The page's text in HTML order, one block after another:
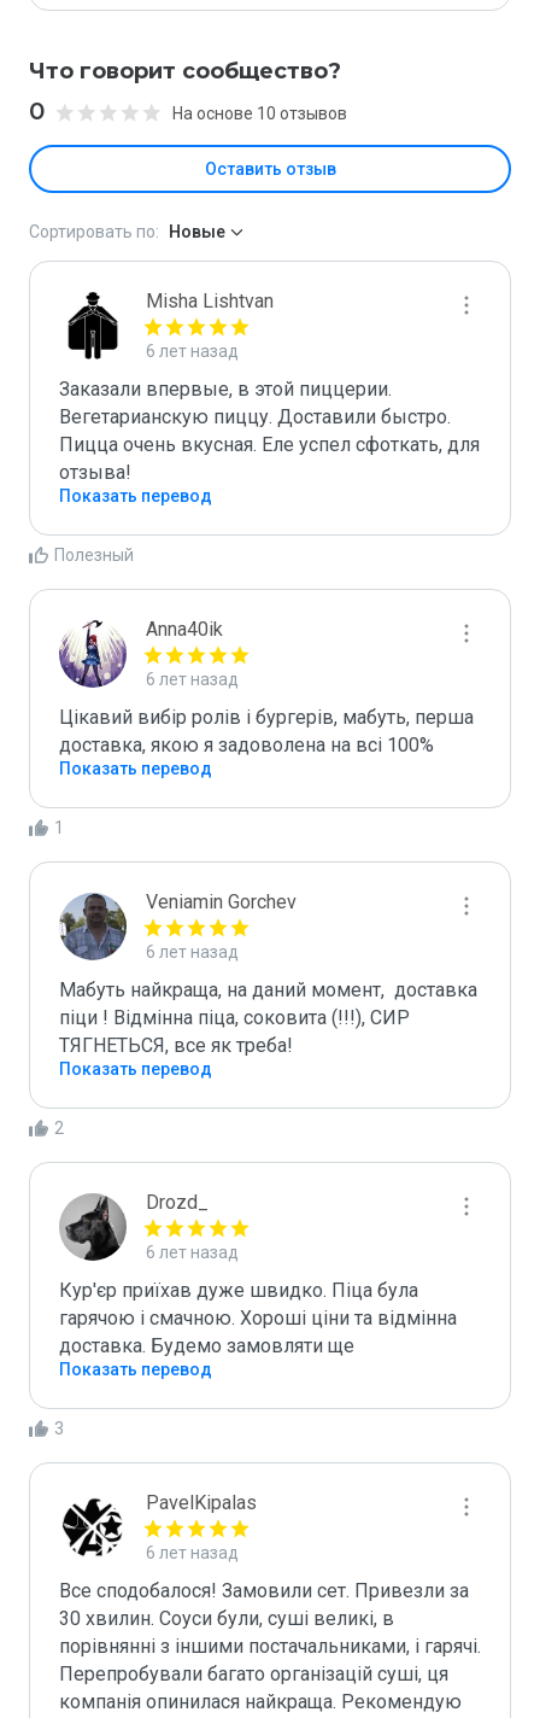
Что говорит сообщество?
0 На основе 10 отзывов
Оставить отзыв
Сортировать по: Новые
Misha Lishtvan
6 лет назад
Заказали впервые, в этой пиццерии.
Вегетарианскую пиццу. Доставили быстро.
Пицца очень вкусная. Еле успел сфоткать, для
отзыва!
Показать перевод
Полезный
Anna40ik
6 лет назад
Цікавий вибір ролів і бургерів, мабуть, перша
доставка, якою я задоволена на всі 100%
Показать перевод
1
Veniamin Gorchev
6 лет назад
Мабуть найкраща, на даний момент,  доставка
піци ! Відмінна піца, соковита (!!!), СИР
ТЯГНЕТЬСЯ, все як треба!
Показать перевод
2
Drozd_
6 лет назад
Кур'єр приїхав дуже швидко. Піца була
гарячою і смачною. Хороші ціни та відмінна
доставка. Будемо замовляти ще
Показать перевод
3
PavelKipalas
6 лет назад
Все сподобалося! Замовили сет. Привезли за
30 хвилин. Соуси були, суші великі, в
порівнянні з іншими постачальниками, і гарячі.
Перепробували багато організацій суші, ця
компанія опинилася найкраща. Рекомендую